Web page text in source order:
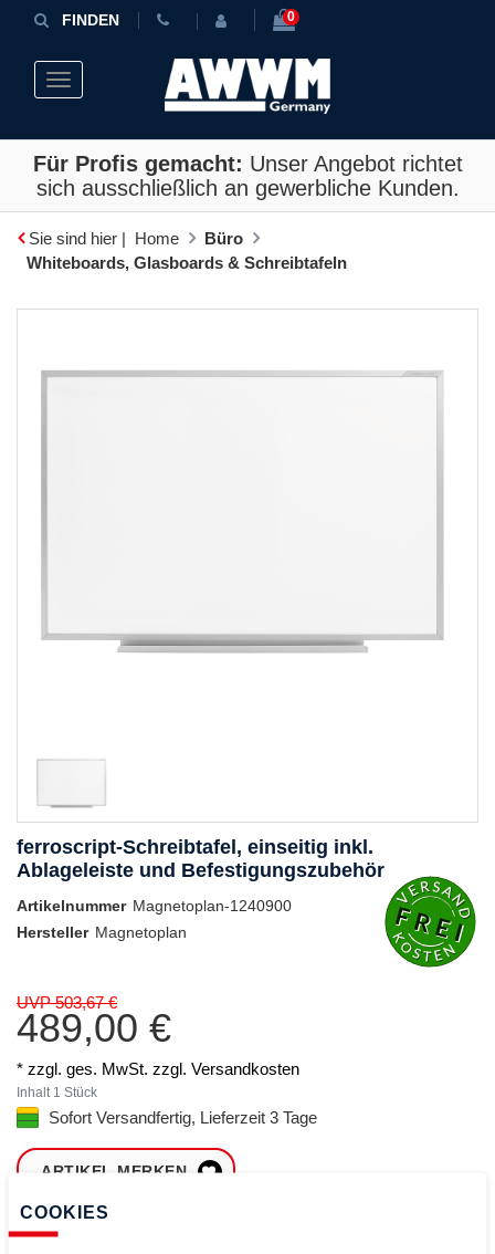
FINDEN 0
Toggle navigation
Für Profis gemacht: Unser Angebot richtet
sich ausschließlich an gewerbliche Kunden.
Sie sind hier | Home
Büro
Whiteboards, Glasboards & Schreibtafeln
ferroscript-Schreibtafel, einseitig inkl.
Ablageleiste und Befestigungszubehör
Artikelnummer Magnetoplan-1240900
Hersteller Magnetoplan
UVP 503,67 €
489,00 €
* zzgl. ges. MwSt. zzgl. Versandkosten
Inhalt 1 Stück
Sofort Versandfertig, Lieferzeit 3 Tage
ARTIKEL MERKEN
COOKIES